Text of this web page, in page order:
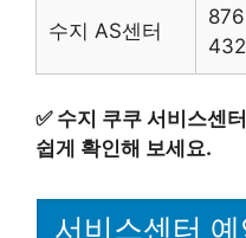
수지 AS센터
✅ 수지 쿠쿠 서비스센
쉽게 확인해 보세요.
서비스센터